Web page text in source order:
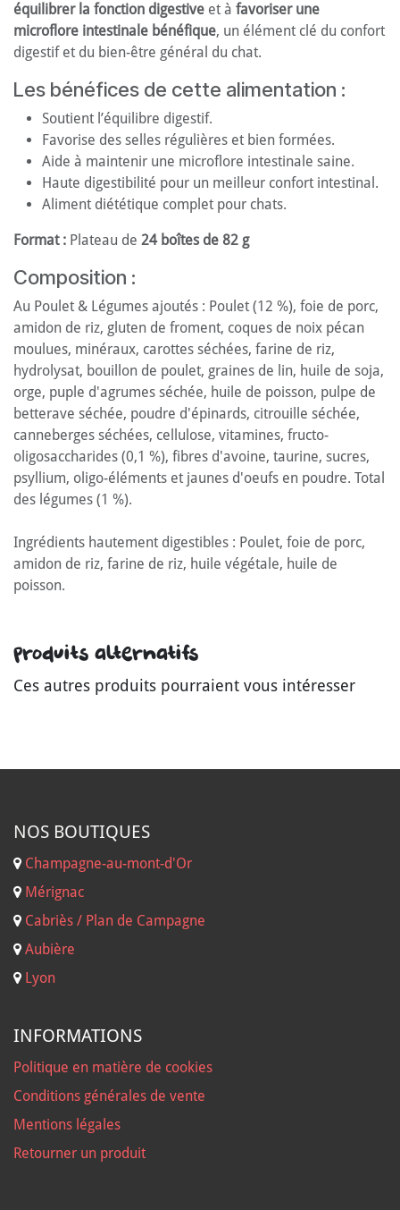
équilibrer la fonction digestive et à favoriser une
microflore intestinale bénéfique, un élément clé du confort
digestif et du bien-être général du chat.
Les bénéfices de cette alimentation :
Soutient l’équilibre digestif.
Favorise des selles régulières et bien formées.
Aide à maintenir une microflore intestinale saine.
Haute digestibilité pour un meilleur confort intestinal.
Aliment diététique complet pour chats.
Format : Plateau de 24 boîtes de 82 g
Composition :
Au Poulet & Légumes ajoutés : Poulet (12 %), foie de porc,
amidon de riz, gluten de froment, coques de noix pécan
moulues, minéraux, carottes séchées, farine de riz,
hydrolysat, bouillon de poulet, graines de lin, huile de soja,
orge, puple d'agrumes séchée, huile de poisson, pulpe de
betterave séchée, poudre d'épinards, citrouille séchée,
canneberges séchées, cellulose, vitamines, fructo-
oligosaccharides (0,1 %), fibres d'avoine, taurine, sucres,
psyllium, oligo-éléments et jaunes d'oeufs en poudre. Total
des légumes (1 %).
Ingrédients hautement digestibles : Poulet, foie de porc,
amidon de riz, farine de riz, huile végétale, huile de
poisson.
Produits alternatifs
Ces autres produits pourraient vous intéresser
NOS BOUTIQUES
Champagne-au-mont-d'Or
Mérignac
Cabriès / Plan de Campagne
Aubière
Lyon
INFORMATIONS
Politique en matière de cookies
Conditions générales de vente
Mentions légales
Retourner un produit